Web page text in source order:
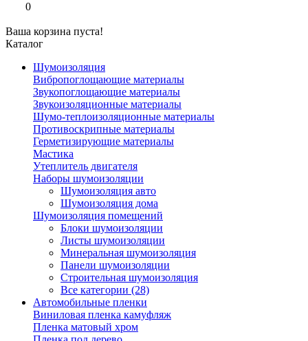
0
Ваша корзина пуста!
Каталог
Шумоизоляция
Вибропоглощающие материалы
Звукопоглощающие материалы
Звукоизоляционные материалы
Шумо-теплоизоляционные материалы
Противоскрипные материалы
Герметизирующие материалы
Мастика
Утеплитель двигателя
Наборы шумоизоляции
Шумоизоляция авто
Шумоизоляция дома
Шумоизоляция помещений
Блоки шумоизоляции
Листы шумоизоляции
Минеральная шумоизоляция
Панели шумоизоляции
Строительная шумоизоляция
Все категории (28)
Автомобильные пленки
Виниловая пленка камуфляж
Пленка матовый хром